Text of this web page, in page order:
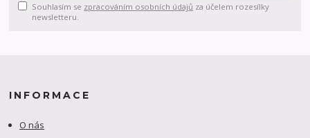
Souhlasím se zpracováním osobních údajů za účelem rozesílky
newsletteru.
INFORMACE
O nás